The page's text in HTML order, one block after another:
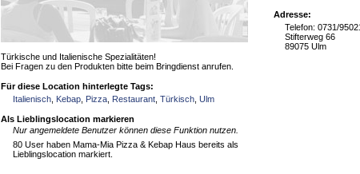
Adresse:
Telefon: 0731/
Stifterweg 66
89075 Ulm
Türkische und Italienische Spezialitäten!
Bei Fragen zu den Produkten bitte beim Bringdienst anrufen.
Für diese Location hinterlegte Tags:
Italienisch Kebap Pizza Restaurant Türkisch Ulm
Als Lieblingslocation markieren
Nur angemeldete Benutzer können diese Funktion nutzen.
80 User haben Mama-Mia Pizza & Kebap Haus bereits als
Lieblingslocation markiert.